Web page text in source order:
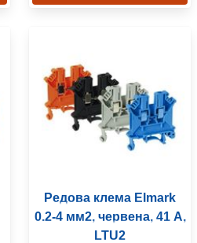
Редова клема Elmark
0.2-4 мм2, червена, 41 A,
LTU2